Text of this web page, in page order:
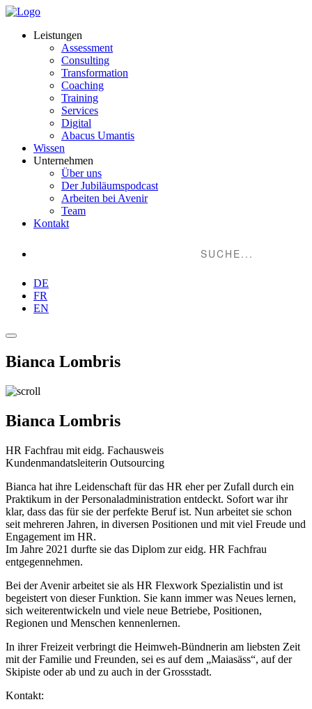
Leistungen
Assessment
Consulting
Transformation
Coaching
Training
Services
Digital
Abacus Umantis
Wissen
Unternehmen
Über uns
Der Jubiläumspodcast
Arbeiten bei Avenir
Team
Kontakt
DE
FR
EN
Bianca Lombris
Bianca Lombris
HR Fachfrau mit eidg. Fachausweis
Kundenmandatsleiterin Outsourcing
Bianca hat ihre Leidenschaft für das HR eher per Zufall durch ein
Praktikum in der Personaladministration entdeckt. Sofort war ihr
klar, dass das für sie der perfekte Beruf ist. Nun arbeitet sie schon
seit mehreren Jahren, in diversen Positionen und mit viel Freude und
Engagement im HR.
Im Jahre 2021 durfte sie das Diplom zur eidg. HR Fachfrau
entgegennehmen.
Bei der Avenir arbeitet sie als HR Flexwork Spezialistin und ist
begeistert von dieser Funktion. Sie kann immer was Neues lernen,
sich weiterentwickeln und viele neue Betriebe, Positionen,
Regionen und Menschen kennenlernen.
In ihrer Freizeit verbringt die Heimweh-Bündnerin am liebsten Zeit
mit der Familie und Freunden, sei es auf dem „Maiasäss“, auf der
Skipiste oder ab und zu auch in der Grossstadt.
Kontakt: